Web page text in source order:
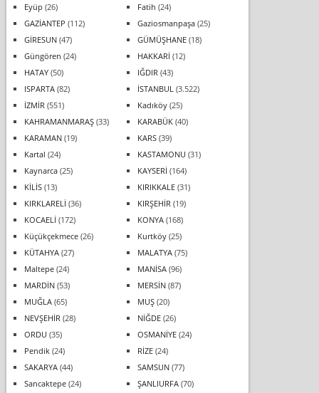
Eyüp (26) Fatih (24)
GAZİANTEP (112) Gaziosmanpaşa(25)
GİRESUN(47) GÜMÜŞHANE(18)
Güngören (24) HAKKARİ (12)
HATAY(50) IĞDIR (43)
ISPARTA(82) İSTANBUL (3.522)
İZMİR (551) Kadıköy(25)
KAHRAMANMARAŞ(33) KARABÜK(40)
KARAMAN(19) KARS(39)
Kartal (24) KASTAMONU (31)
Kaynarca(25) KAYSERİ (164)
KİLİS(13) KIRIKKALE(31)
KIRKLARELİ (36) KIRŞEHİR (19)
KOCAELİ (172) KONYA(168)
Küçükçekmece(26) Kurtköy(25)
KÜTAHYA(27) MALATYA(75)
Maltepe(24) MANİSA(96)
MARDİN(53) MERSİN(87)
MUĞLA(65) MUŞ(20)
NEVŞEHİR (28) NİĞDE(26)
ORDU (35) OSMANİYE(24)
Pendik(24) RİZE(24)
SAKARYA(44) SAMSUN(77)
Sancaktepe(24) ŞANLIURFA(70)